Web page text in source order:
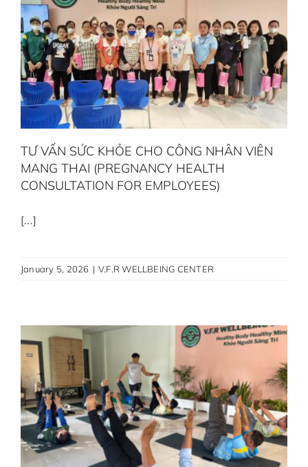
TƯ VẤN SỨC KHỎE CHO CÔNG NHÂN VIÊN
MANG THAI (PREGNANCY HEALTH
CONSULTATION FOR EMPLOYEES)
[...]
January 5, 2026 | V.F.R WELLBEING CENTER